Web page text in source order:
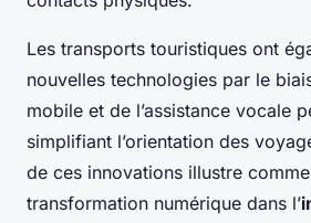
Les transports touristiques ont
nouvelles technologies par le
mobile et de l’assistance vocale
simplifiant l’orientation des
de ces innovations illustre
transformation numérique dans l’